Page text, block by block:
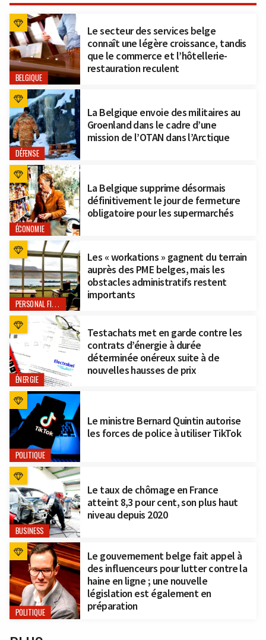
BELGIQUE
Le secteur des services belge
connaît une légère croissance, tandis
que le commerce et l’hôtellerie-
restauration reculent
DÉFENSE
La Belgique envoie des militaires au
Groenland dans le cadre d’une
mission de l’OTAN dans l’Arctique
ÉCONOMIE
La Belgique supprime désormais
définitivement le jour de fermeture
obligatoire pour les supermarchés
PERSONAL FINANCE
Les « workations » gagnent du terrain
auprès des PME belges, mais les
obstacles administratifs restent
importants
ÉNERGIE
Testachats met en garde contre les
contrats d’énergie à durée
déterminée onéreux suite à de
nouvelles hausses de prix
POLITIQUE
Le ministre Bernard Quintin autorise
les forces de police à utiliser TikTok
BUSINESS
Le taux de chômage en France
atteint 8,3 pour cent, son plus haut
niveau depuis 2020
POLITIQUE
Le gouvernement belge fait appel à
des influenceurs pour lutter contre la
haine en ligne ; une nouvelle
législation est également en
préparation